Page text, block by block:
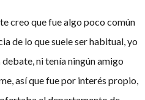
creo que fue algo poco común
de lo que suele ser habitual, yo
ni tenía ningún amigo
así que fue por interés propio,